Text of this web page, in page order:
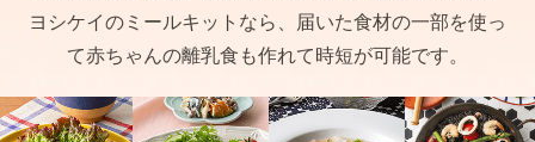
ヨシケイのミールキットなら、届いた食材の一部を使っ
て赤ちゃんの離乳食も作れて時短が可能です。